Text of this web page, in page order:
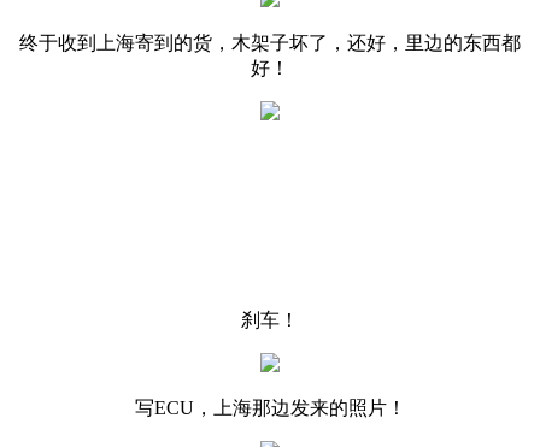
终于收到上海寄到的货，木架子坏了，还好，里边的东西都
好！
刹车！
写ECU，上海那边发来的照片！